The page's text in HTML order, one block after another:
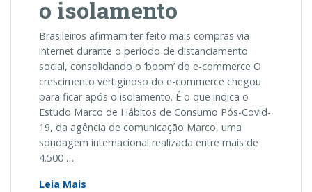
o isolamento
Brasileiros afirmam ter feito mais compras via
internet durante o período de distanciamento
social, consolidando o ‘boom’ do e-commerce O
crescimento vertiginoso do e-commerce chegou
para ficar após o isolamento. É o que indica o
Estudo Marco de Hábitos de Consumo Pós-Covid-
19, da agência de comunicação Marco, uma
sondagem internacional realizada entre mais de
4.500 …
Leia Mais